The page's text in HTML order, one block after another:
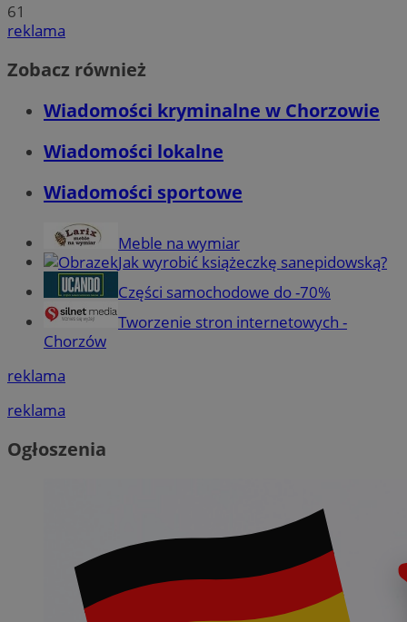
61
reklama
Zobacz również
Wiadomości kryminalne w Chorzowie
Wiadomości lokalne
Wiadomości sportowe
Meble na wymiar
Jak wyrobić książeczkę sanepidowską?
Części samochodowe do -70%
Tworzenie stron internetowych -
Chorzów
reklama
reklama
Ogłoszenia